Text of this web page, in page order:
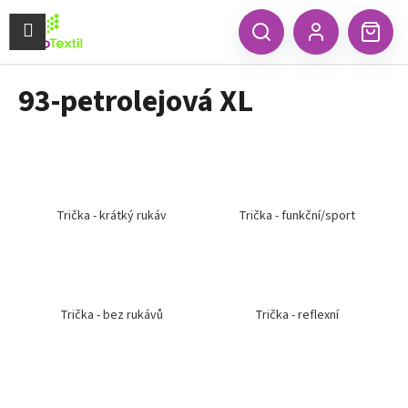
obsah
HledatPřihlášení
Menu
93-petrolejová XL
Trička - krátký rukáv Trička - funkční/sport
Trička - bez rukávů Trička - reflexní
K
š Zpět
Zpět
C